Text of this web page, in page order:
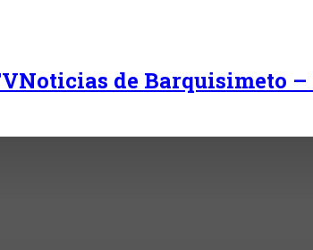
Noticias de Barquisimeto